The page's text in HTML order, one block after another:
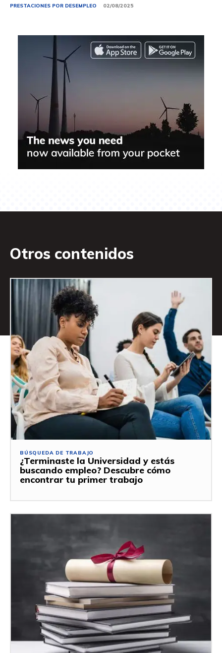
PRESTACIONES POR DESEMPLEO 02/08/2025
Otros contenidos
BÚSQUEDA DE TRABAJO
¿Terminaste la Universidad y estás
buscando empleo? Descubre cómo
encontrar tu primer trabajo